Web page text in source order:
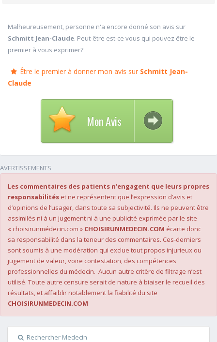
Malheureusement, personne n'a encore donné son avis sur
Schmitt Jean-Claude. Peut-être est-ce vous qui pouvez être le
premier à vous exprimer?
Être le premier à donner mon avis sur Schmitt Jean-
Claude
Mon Avis
AVERTISSEMENTS
Les commentaires des patients n’engagent que leurs propres
responsabilités et ne représentent que l’expression d’avis et
d’opinions de l’usager, dans toute sa subjectivité. Ils ne peuvent être
assimilés ni à un jugement ni à une publicité exprimée par le site
« choisirunmédecin.com » CHOISIRUNMEDECIN.COM écarte donc
sa responsabilité dans la teneur des commentaires. Ces-derniers
sont soumis à une modération qui exclue tout propos injurieux ou
jugement de valeur, voire contestation, des compétences
professionnelles du médecin. Aucun autre critère de filtrage n’est
utilisé. Toute autre censure serait de nature à biaiser le recueil des
résultats, et affaiblir notablement la fiabilité du site
CHOISIRUNMEDECIN.COM
Rechercher Medecin